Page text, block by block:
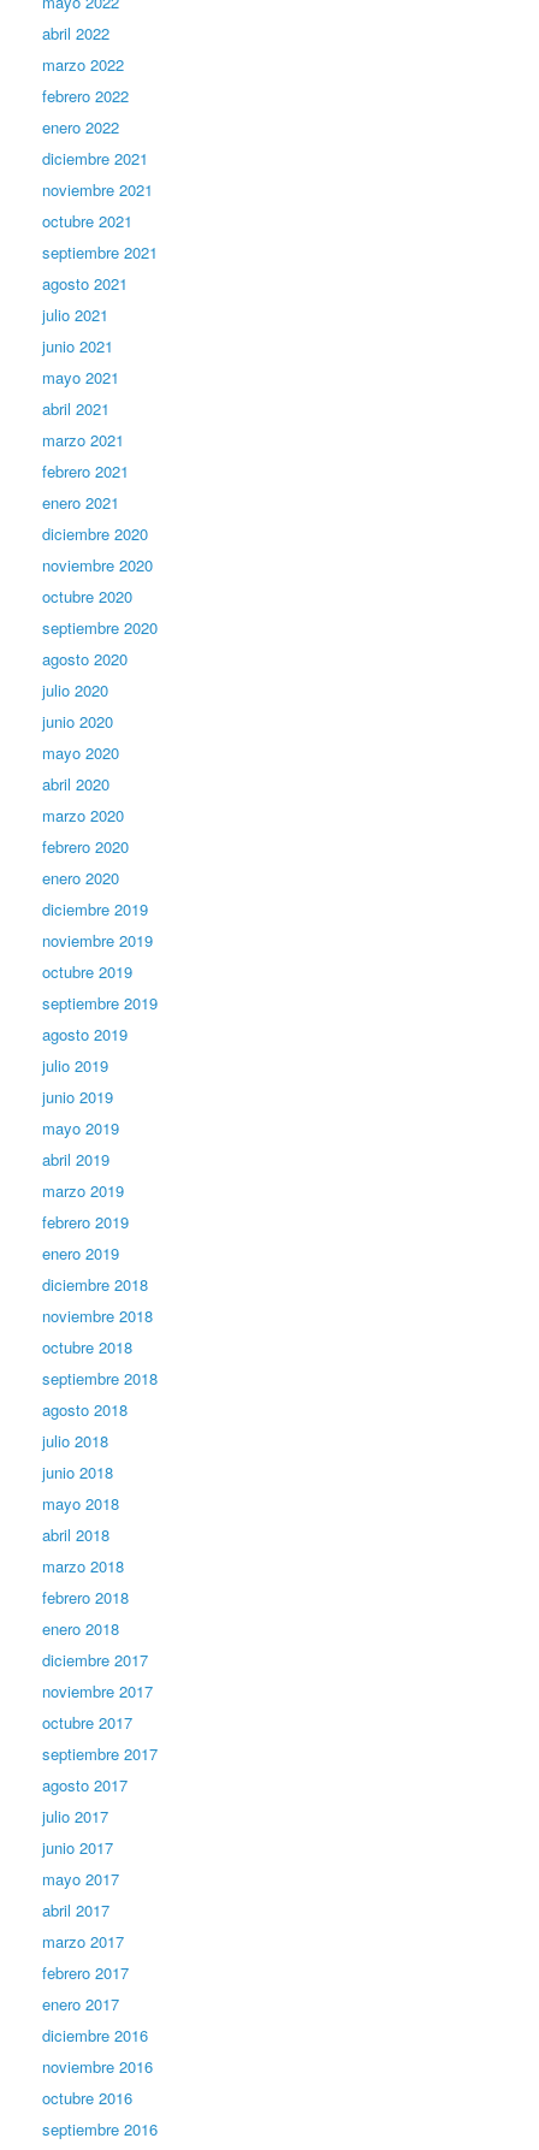
abril 2022
marzo 2022
febrero 2022
enero 2022
diciembre 2021
noviembre 2021
octubre 2021
septiembre 2021
agosto 2021
julio 2021
junio 2021
mayo 2021
abril 2021
marzo 2021
febrero 2021
enero 2021
diciembre 2020
noviembre 2020
octubre 2020
septiembre 2020
agosto 2020
julio 2020
junio 2020
mayo 2020
abril 2020
marzo 2020
febrero 2020
enero 2020
diciembre 2019
noviembre 2019
octubre 2019
septiembre 2019
agosto 2019
julio 2019
junio 2019
mayo 2019
abril 2019
marzo 2019
febrero 2019
enero 2019
diciembre 2018
noviembre 2018
octubre 2018
septiembre 2018
agosto 2018
julio 2018
junio 2018
mayo 2018
abril 2018
marzo 2018
febrero 2018
enero 2018
diciembre 2017
noviembre 2017
octubre 2017
septiembre 2017
agosto 2017
julio 2017
junio 2017
mayo 2017
abril 2017
marzo 2017
febrero 2017
enero 2017
diciembre 2016
noviembre 2016
octubre 2016
septiembre 2016